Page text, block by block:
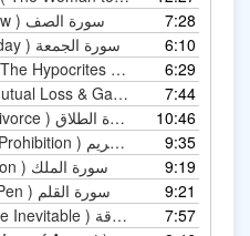
061 - As-Saff ( The Row ) سورة الصف
7:28
062 - Al-Jumu'ah ( Friday ) سورة الجمعة
6:10
063 - Al-Munafiqoon ( The Hypocrites ) سورة المنافقون
6:29
064 - At-Taghabun ( Mutual Loss & Gain ) سورة التغابن
7:44
065 - At-Talaq ( The Divorce ) سورة الطلاق
10:46
066 - At-Tahrim ( The Prohibition ) سورة التحريم
9:35
067 - Al-Mulk ( Dominion ) سورة الملك
9:19
068 - Al-Qalam ( The Pen ) سورة القلم
9:21
069 - Al-Haaqqah ( The Inevitable ) سورة الحاقة
7:57